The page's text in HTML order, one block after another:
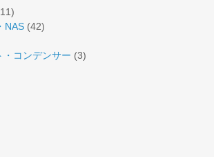
NAS (42)
・コンデンサー (3)